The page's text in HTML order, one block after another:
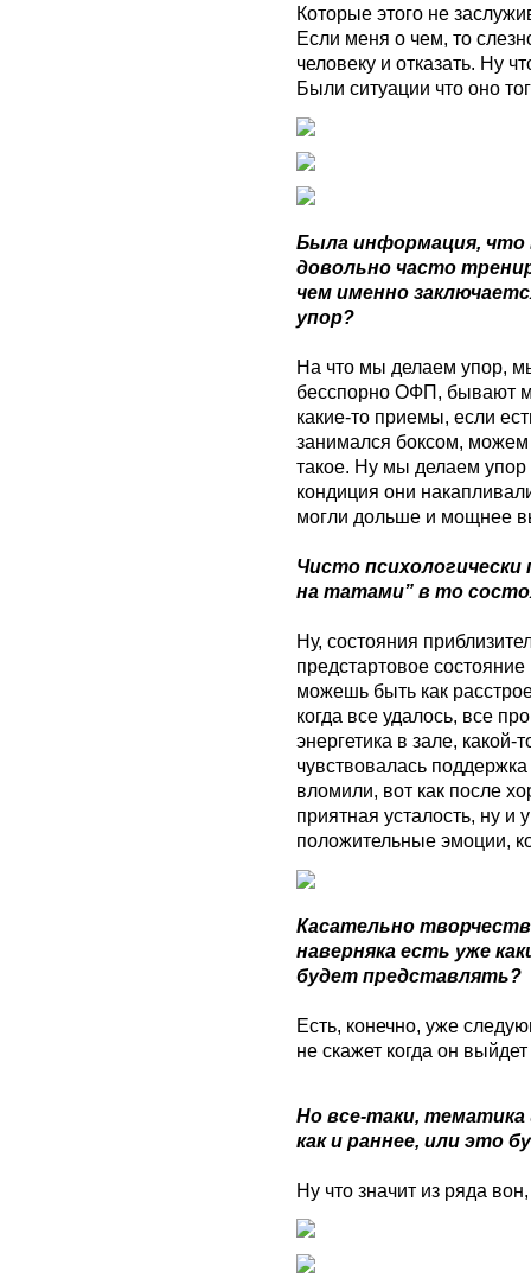
Которые этого не
Если меня о чем, то
человеку и отказать. Ну
Были ситуации что оно
Была информация, что
довольно часто
чем именно
упор?
На что мы делаем упор,
бесспорно ОФП, бывают
какие-то приемы, если
занимался боксом, можем
такое. Ну мы делаем
кондиция они
могли дольше и мощнее
Чисто
на татами” в то
Ну, состояния
предстартовое
можешь быть как
когда все удалось, все
энергетика в зале,
чувствовалась
вломили, вот как после
приятная усталость, ну
положительные эмоции,
Касательно
наверняка есть уже
будет представлять?
Есть, конечно, уже
не скажет когда он выйдет
Но все-таки, тематика
как и раннее, или это
Ну что значит из ряда